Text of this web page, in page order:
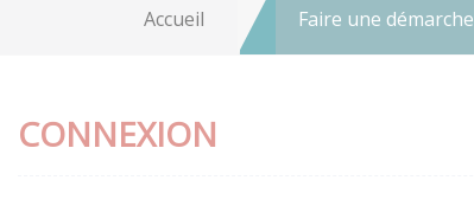
Accueil Faire une démarche
CONNEXION